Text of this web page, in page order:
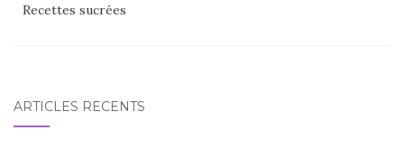
Recettes sucrées
ARTICLES RÉCENTS